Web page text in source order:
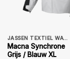
JASSEN TEXTIEL WATERDICHT
Macna Synchrone
Grijs / Blauw XL